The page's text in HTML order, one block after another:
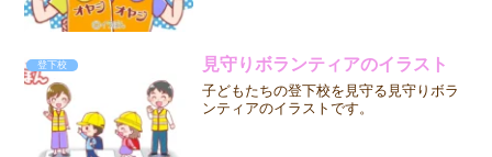
登下校 見守りボランティアのイラスト
子どもたちの登下校を見守る見守りボラ
ンティアのイラストです。